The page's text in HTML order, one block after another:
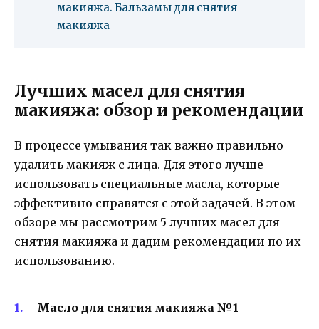
макияжа. Бальзамы для снятия
макияжа
Лучших масел для снятия
макияжа: обзор и рекомендации
В процессе умывания так важно правильно
удалить макияж с лица. Для этого лучше
использовать специальные масла, которые
эффективно справятся с этой задачей. В этом
обзоре мы рассмотрим 5 лучших масел для
снятия макияжа и дадим рекомендации по их
использованию.
Масло для снятия макияжа №1